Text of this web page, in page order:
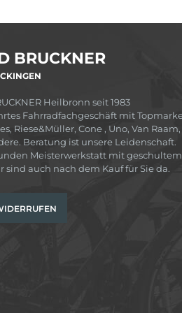
BRUCKNER
Heilbronn seit 1983
Fahrradfachgeschäft mit
Riese&Müller, Cone , Uno, Van Raam,
Beratung ist unsere Leidenschaft.
Meisterwerkstatt mit geschultem
sind auch nach dem Kauf für Sie da.